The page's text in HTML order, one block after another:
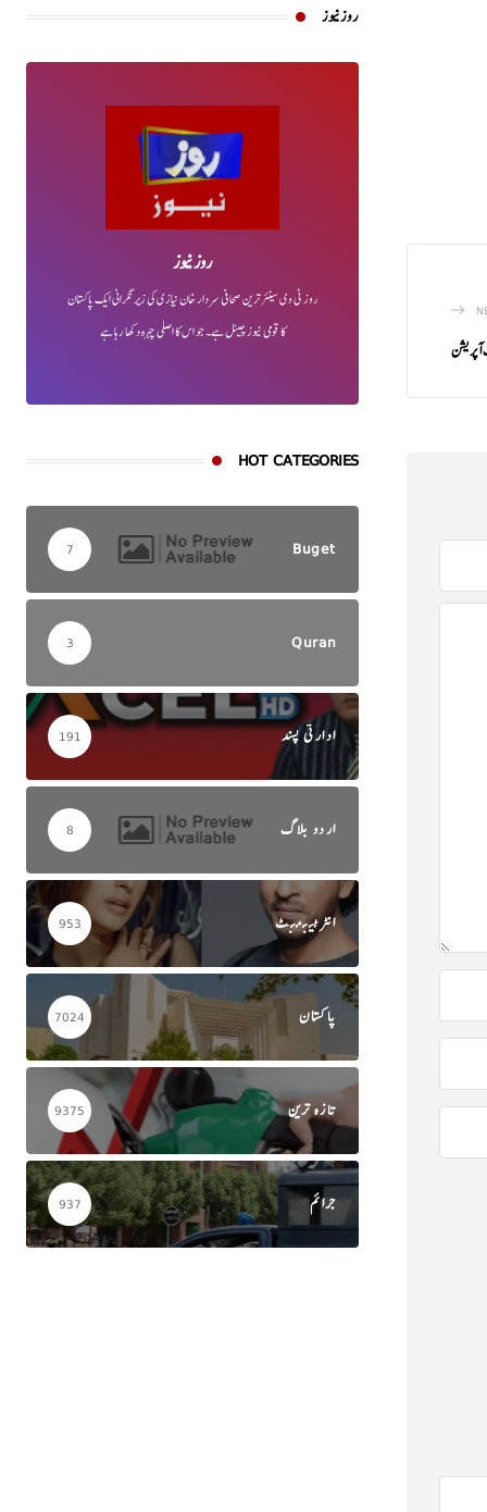
آپریشن
روز نیوز
روز نیوز
روز ٹی وی سینئر ترین صحافی سردار خان نیازی کی زیر نگرانی ایک پاکستان
کا قومی نیوز چینل ہے۔ جو اس کا اصلی چہرہ دکھا رہا ہے
HOT CATEGORIES
Buget
7
Quran
3
ادارتی پسند 191
اردو بلاگ 8
انٹرٹینمنٹ 953
پاکستان 7024
تازہ ترین 9375
جرائم 937